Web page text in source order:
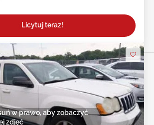
Licytuj teraz!
w prawo, aby zobaczyć
zdjęć